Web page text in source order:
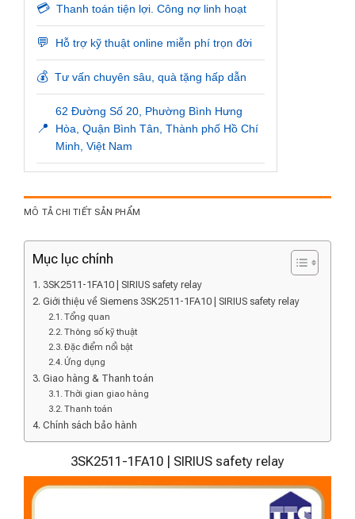
💳 Thanh toán tiện lợi. Công nợ linh hoạt
💬 Hỗ trợ kỹ thuật online miễn phí trọn đời
💰 Tư vấn chuyên sâu, quà tặng hấp dẫn
📍
62 Đường Số 20, Phường Bình Hưng
Hòa, Quận Bình Tân, Thành phố Hồ Chí
Minh, Việt Nam
MÔ TẢ CHI TIẾT SẢN PHẨM
Mục lục chính
3SK2511-1FA10 | SIRIUS safety relay
Giới thiệu về Siemens 3SK2511-1FA10 | SIRIUS safety relay
Tổng quan
Thông số kỹ thuật
Đặc điểm nổi bật
Ứng dụng
Giao hàng & Thanh toán
Thời gian giao hàng
Thanh toán
Chính sách bảo hành
3SK2511-1FA10 | SIRIUS safety relay